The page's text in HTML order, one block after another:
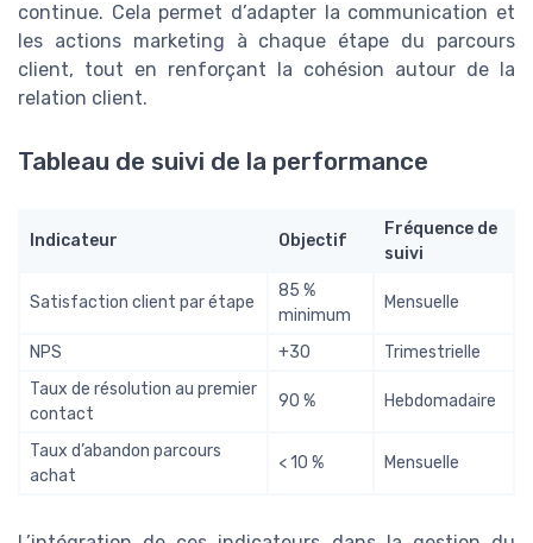
continue. Cela permet d’adapter la communication et
les actions marketing à chaque étape du parcours
client, tout en renforçant la cohésion autour de la
relation client.
Tableau de suivi de la performance
Indicateur Objectif
Fréquence de
suivi
Satisfaction client par étape
85 %
minimum
Mensuelle
NPS +30
Trimestrielle
Taux de résolution au premier
contact
90 % Hebdomadaire
Taux d’abandon parcours
achat
< 10 % Mensuelle